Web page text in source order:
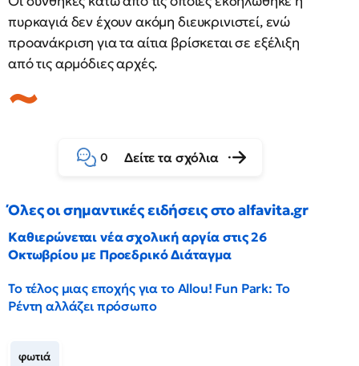
πυρκαγιά δεν έχουν ακόμη διευκρινιστεί, ενώ
προανάκριση για τα αίτια βρίσκεται σε εξέλιξη
από τις αρμόδιες αρχές.
0 Δείτε τα σχόλια
Όλες οι σημαντικές ειδήσεις στο alfavita.gr
Καθιερώνεται νέα σχολική αργία στις 26
Οκτωβρίου με Προεδρικό Διάταγμα
Το τέλος μιας εποχής για το Allou! Fun Park: Το
Ρέντη αλλάζει πρόσωπο
φωτιά